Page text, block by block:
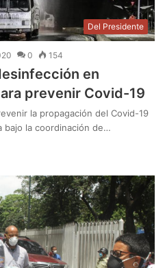
Del Presidente
0 154
en
prevenir Covid-19
la propagación del Covid-19
bajo la coordinación de…